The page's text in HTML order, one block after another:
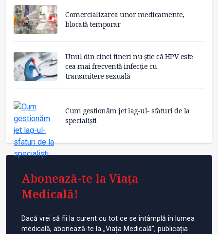
Comercializarea unor medicamente,
blocată temporar
Unul din cinci tineri nu știe că HPV este
cea mai frecventă infecție cu
transmitere sexuală
Cum gestionăm jet lag-ul- sfaturi de la
specialiști
Abonează-te la Viața
Medicală!
Dacă vrei să fii la curent cu tot ce se întâmplă în lumea
medicală, abonează-te la „Viața Medicală”, publicația